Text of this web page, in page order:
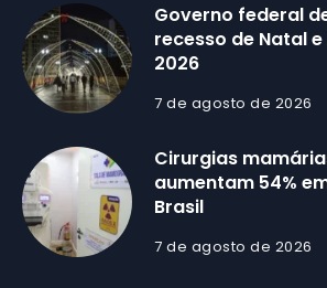
Governo federal
recesso de Natal
2026
7 de agosto de 2026
Cirurgias
aumentam 54%
Brasil
7 de agosto de 2026